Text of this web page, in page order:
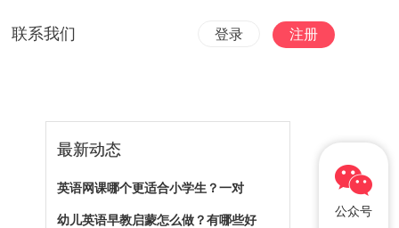
联系我们 登录 注册
最新动态
英语网课哪个更适合小学生？一对
幼儿英语早教启蒙怎么做？有哪些好
公众号